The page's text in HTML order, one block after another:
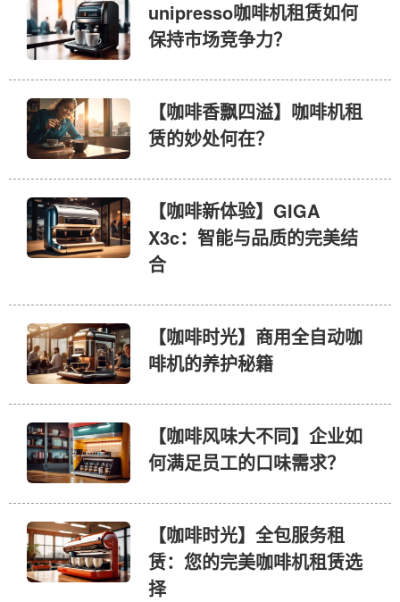
unipresso咖啡机租赁如何
保持市场竞争力？
【咖啡香飘四溢】咖啡机租
赁的妙处何在？
【咖啡新体验】GIGA
X3c：智能与品质的完美结
合
【咖啡时光】商用全自动咖
啡机的养护秘籍
【咖啡风味大不同】企业如
何满足员工的口味需求？
【咖啡时光】全包服务租
赁：您的完美咖啡机租赁选
择